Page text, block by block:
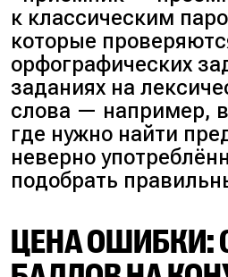
к классическим
которые
орфографических
заданиях на
слова — например, в
где нужно найти
неверно
подобрать
ЦЕНА ОШИБКИ: